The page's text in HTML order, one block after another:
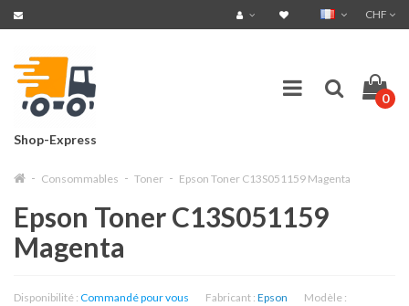
CHF
Shop-Express
0
Consommables Toner Epson Toner C13S051159 Magenta
Epson Toner C13S051159
Magenta
Disponibilité : Commandé pour vous Fabricant : Epson
Modèle :